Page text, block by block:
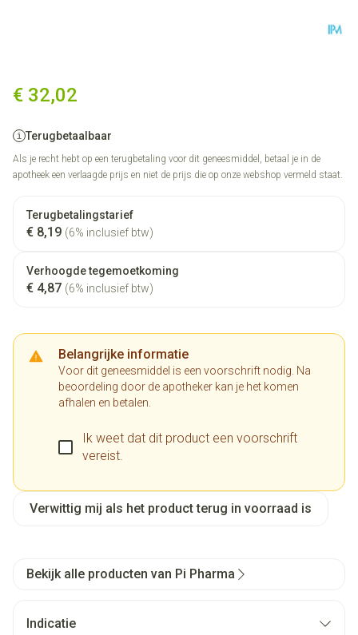
€ 32,02
Terugbetaalbaar
Als je recht hebt op een terugbetaling voor dit geneesmiddel, betaal je in de
apotheek een verlaagde prijs en niet de prijs die op onze webshop vermeld staat.
Terugbetalingstarief
€ 8,19 (6% inclusief btw)
Verhoogde tegemoetkoming
€ 4,87 (6% inclusief btw)
Belangrijke informatie
Voor dit geneesmiddel is een voorschrift nodig. Na
beoordeling door de apotheker kan je het komen
afhalen en betalen.
Ik weet dat dit product een voorschrift
vereist.
Verwittig mij als het product terug in voorraad is
Bekijk alle producten van Pi Pharma
Indicatie